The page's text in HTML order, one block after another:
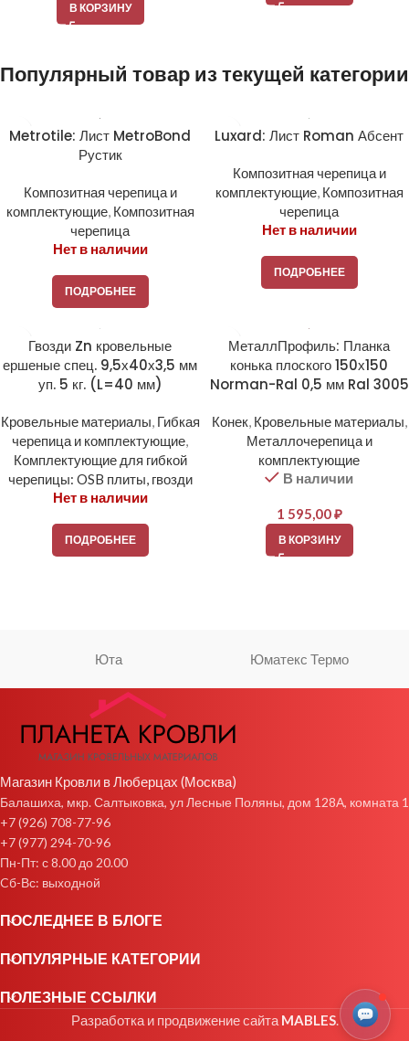
В КОРЗИНУ
Популярный товар из текущей категории
Metrotile: Лист MetroBond
Рустик
Композитная черепица и
комплектующие, Композитная
черепица
Нет в наличии
ПОДРОБНЕЕ
Luxard: Лист Roman Абсент
Композитная черепица и
комплектующие, Композитная
черепица
Нет в наличии
ПОДРОБНЕЕ
Гвозди Zn кровельные
ершеные спец. 9,5х40х3,5 мм
уп. 5 кг. (L=40 мм)
Кровельные материалы, Гибкая
черепица и комплектующие,
Комплектующие для гибкой
черепицы: OSB плиты, гвозди
Нет в наличии
ПОДРОБНЕЕ
МеталлПрофиль: Планка
конька плоского 150х150
Norman-Ral 0,5 мм Ral 3005
Конек, Кровельные материалы,
Металлочерепица и
комплектующие
В наличии
1 595,00₽
В КОРЗИНУ
Юта Юматекс Термо
Магазин Кровли в Люберцах (Москва)
Балашиха, мкр. Салтыковка, ул Лесные Поляны, дом 128А, комната 1
+7 (926) 708-77-96
+7 (977) 294-70-96
Пн-Пт: с 8.00 до 20.00
Cб-Вс: выходной
ПОСЛЕДНЕЕ В БЛОГЕ
ПОПУЛЯРНЫЕ КАТЕГОРИИ
ПОЛЕЗНЫЕ ССЫЛКИ
Разработка и продвижение сайтаMABLES.